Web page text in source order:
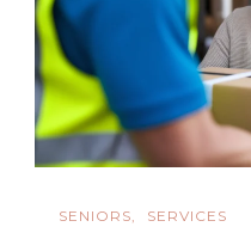
SENIORS SERVICES